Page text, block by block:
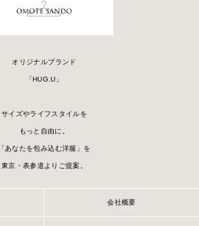
オリジナルブランド
「HUG.U」
サイズやライフスタイルを
もっと自由に。
「あなたを包み込む洋服」を
東京・表参道よりご提案。
会社概要